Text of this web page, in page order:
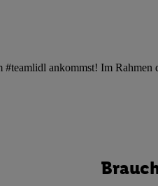
ankommst! Im Rahmen
Anzeige von
oder Zugriff auf
von Zielgruppen